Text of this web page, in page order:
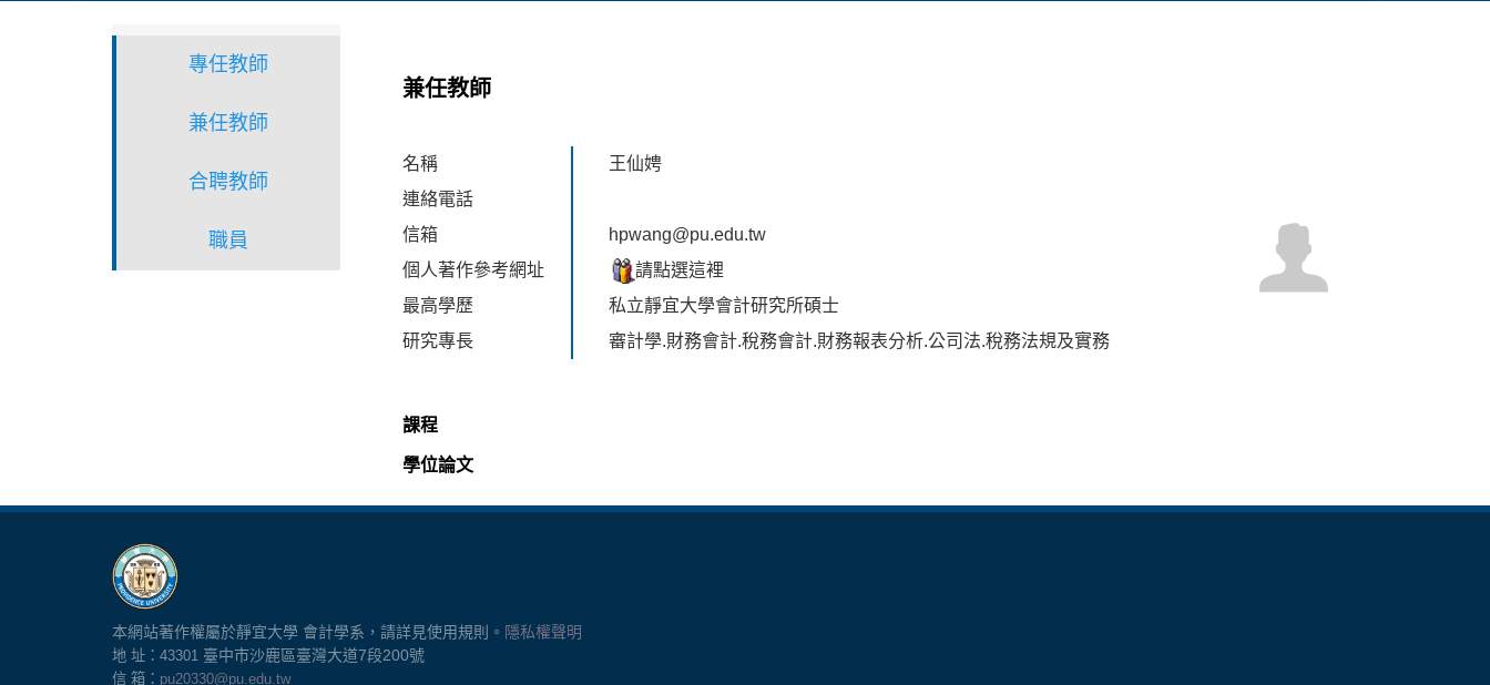
專任教師
兼任教師
合聘教師
職員
兼任教師
名稱
王仙娉
連絡電話
信箱
hpwang@pu.edu.tw
個人著作參考網址
請點選這裡
最高學歷
私立靜宜大學會計研究所碩士
研究專長
審計學.財務會計.稅務會計.財務報表分析.公司法.稅務法規及實務
課程
學位論文
本網站著作權屬於靜宜大學 會計學系，請詳見使用規則。 隱私權聲明
地 址：43301 臺中市沙鹿區臺灣大道7段200號
信 箱： pu20330@pu.edu.tw